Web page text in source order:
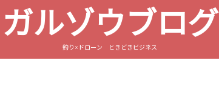
ガルゾウブログ
釣り×ドローン ときどきビジネス